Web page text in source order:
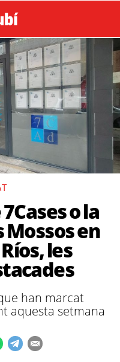
o la
en
les
han marcat
aquesta setmana